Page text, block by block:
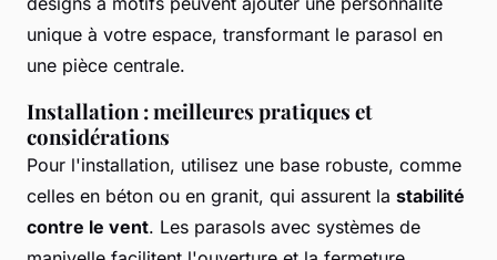
unique à votre espace, transformant le parasol en
une pièce centrale.
Installation : meilleures pratiques et
considérations
Pour l'installation, utilisez une base robuste, comme
celles en béton ou en granit, qui assurent la stabilité
contre le vent. Les parasols avec systèmes de